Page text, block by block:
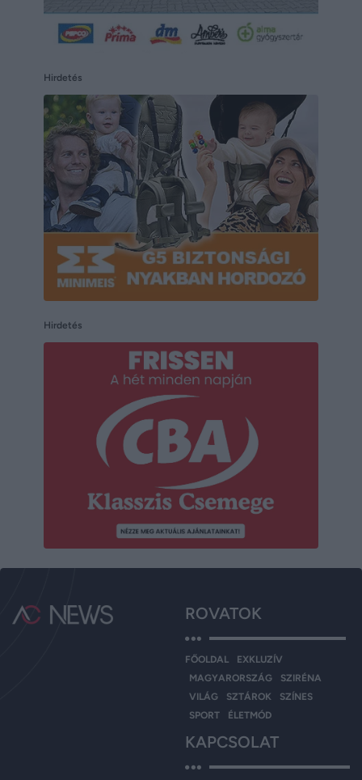
Hirdetés
Hirdetés
ROVATOK
FŐOLDAL
EXKLUZÍV
MAGYARORSZÁG
SZIRÉNA
VILÁG
SZTÁROK
SZÍNES
SPORT
ÉLETMÓD
KAPCSOLAT